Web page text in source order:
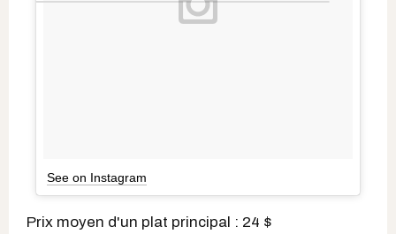
See on Instagram
Prix moyen d'un plat principal : 24 $